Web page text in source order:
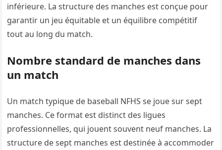
inférieure. La structure des manches est conçue pour
garantir un jeu équitable et un équilibre compétitif
tout au long du match.
Nombre standard de manches dans
un match
Un match typique de baseball NFHS se joue sur sept
manches. Ce format est distinct des ligues
professionnelles, qui jouent souvent neuf manches. La
structure de sept manches est destinée à accommoder